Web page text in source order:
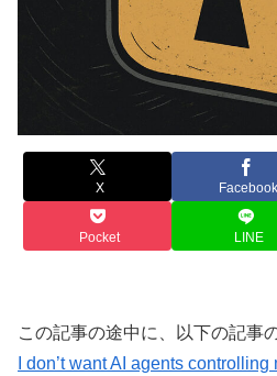
X Facebook
Pocket LINE
この記事の途中に、以下の記事
I don’t want AI agents